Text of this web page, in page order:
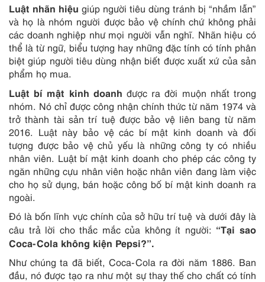
Luật nhãn hiệu giúp người tiêu dùng tránh bị “nhầm lẫn”
và họ là nhóm người được bảo vệ chính chứ không phải
các doanh nghiệp như mọi người vẫn nghĩ. Nhãn hiệu có
thể là từ ngữ, biểu tượng hay những đặc tính có tính phân
biệt giúp người tiêu dùng nhận biết được xuất xứ của sản
phẩm họ mua.
Luật bí mật kinh doanh được ra đời muộn nhất trong
nhóm. Nó chỉ được công nhận chính thức từ năm 1974 và
trở thành tài sản trí tuệ được bảo vệ liên bang từ năm
2016. Luật này bảo vệ các bí mật kinh doanh và đối
tượng được bảo vệ chủ yếu là những công ty có nhiều
nhân viên. Luật bí mật kinh doanh cho phép các công ty
ngăn những cựu nhân viên hoặc nhân viên đang làm việc
cho họ sử dụng, bán hoặc công bố bí mật kinh doanh ra
ngoài.
Đó là bốn lĩnh vực chính của sở hữu trí tuệ và dưới đây là
câu trả lời cho thắc mắc của không ít người: “Tại sao
Coca-Cola không kiện Pepsi?”.
Như chúng ta đã biết, Coca-Cola ra đời năm 1886. Ban
đầu, nó được tạo ra như một sự thay thế cho chất có tính